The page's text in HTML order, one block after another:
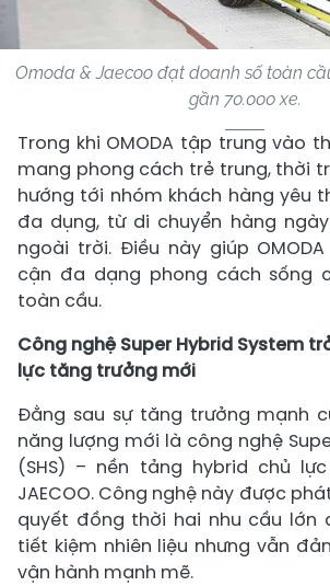
Omoda & Jaecoo đạt doanh số toàn
gần 70.000 xe.
Trong khi OMODA tập trung vào
mang phong cách trẻ trung, thời
hướng tới nhóm khách hàng yêu
đa dụng, từ di chuyển hàng
ngoài trời. Điều này giúp OMODA
cận đa dạng phong cách sống
toàn cầu.
Công nghệ Super Hybrid System
lực tăng trưởng mới
Đằng sau sự tăng trưởng mạnh
năng lượng mới là công nghệ
(SHS) – nền tảng hybrid chủ
JAECOO. Công nghệ này được
quyết đồng thời hai nhu cầu lớn
tiết kiệm nhiên liệu nhưng vẫn
vận hành mạnh mẽ.